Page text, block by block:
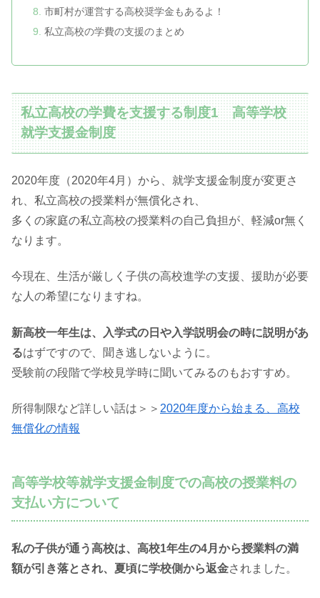
市町村が運営する高校奨学金もあるよ！
私立高校の学費の支援のまとめ
私立高校の学費を支援する制度1 高等学校
就学支援金制度
2020年度（2020年4月）から、就学支援金制度が変更さ
れ、私立高校の授業料が無償化され、
多くの家庭の私立高校の授業料の自己負担が、軽減or無く
なります。
今現在、生活が厳しく子供の高校進学の支援、援助が必要
な人の希望になりますね。
新高校一年生は、入学式の日や入学説明会の時に説明があ
るはずですので、聞き逃しないように。
受験前の段階で学校見学時に聞いてみるのもおすすめ。
所得制限など詳しい話は＞＞ 2020年度から始まる、高校
無償化の情報
高等学校等就学支援金制度での高校の授業料の
支払い方について
私の子供が通う高校は、高校1年生の4月から授業料の満
額が引き落とされ、夏頃に学校側から返金されました。